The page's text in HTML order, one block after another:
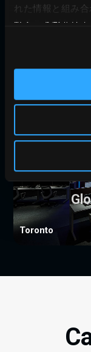
れた情報と組み
れることがありま
& Auto
Tokyo
Toronto